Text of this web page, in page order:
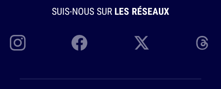
SUIS-NOUS SUR LES RÉSEAUX